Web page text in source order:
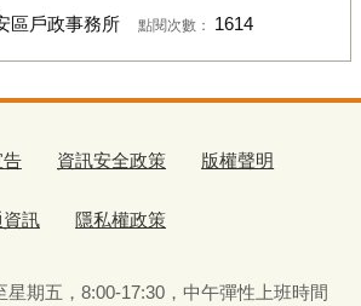
區戶政事務所 點閱次數： 1614
告 資訊安全政策 版權聲明
訊 隱私權政策
星期五 ， 8:00-17:30，中午彈性上班時間